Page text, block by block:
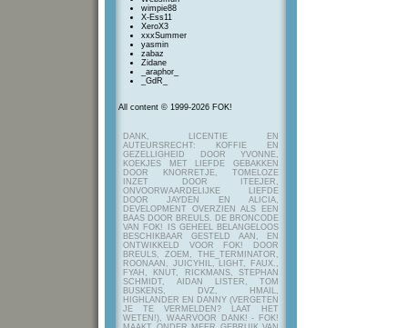
wimpie88
X-Ess11
XeroX3
xxxSummer
yasmin
zabaz
Zidane
_araphor_
_GdR_
All content © 1999-2026 FOK!
DANK, LICENTIE EN
AUTEURSRECHT: KOFFIE EN
GEZELLIGHEID DOOR YVONNE,
KOEKJES MET LIEFDE GEBAKKEN
DOOR KNORRETJE, TOMELOZE
INZET DOOR ITEEJER,
ONVOORWAARDELIJKE LIEFDE
DOOR JAYDEN EN ALICIA,
DEVELOPMENT OVERZIEN ALS EEN
BAAS DOOR BREULS. DE BRONCODE
VAN FOK! IS GEHEEL BELANGELOOS
BESCHIKBAAR GESTELD AAN, EN
ONTWIKKELD VOOR FOK! DOOR
BREULS, ZOEM, THE_TERMINATOR,
ROONAAN, JUICYHIL, LIGHT, FAUX.,
FYAH, KNUT, RICKMANS, STEPHAN
SCHMIDT, AIDAN LISTER, TOM
BUSKENS, DVZ, HMAIL,
HIGHLANDER EN DANNY (VERGETEN
JE TE VERMELDEN? LAAT HET
WETEN!), WAARVOOR DANK! - FOK!